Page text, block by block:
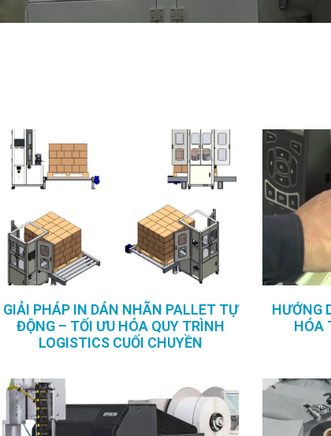
GIẢI PHÁP IN DÁN NHÃN PALLET TỰ
ĐỘNG – TỐI ƯU HÓA QUY TRÌNH
LOGISTICS CUỐI CHUYỀN
HƯỚNG
HÓA